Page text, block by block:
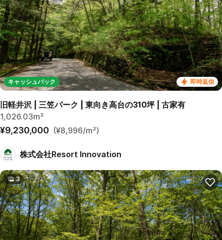
即時返信
キャッシュバック
旧軽井沢 | 三笠パーク | 東向き高台の310坪 | 古家有
1,026.03m²
¥9,230,000 (¥8,996/m²)
株式会社Resort Innovation
3